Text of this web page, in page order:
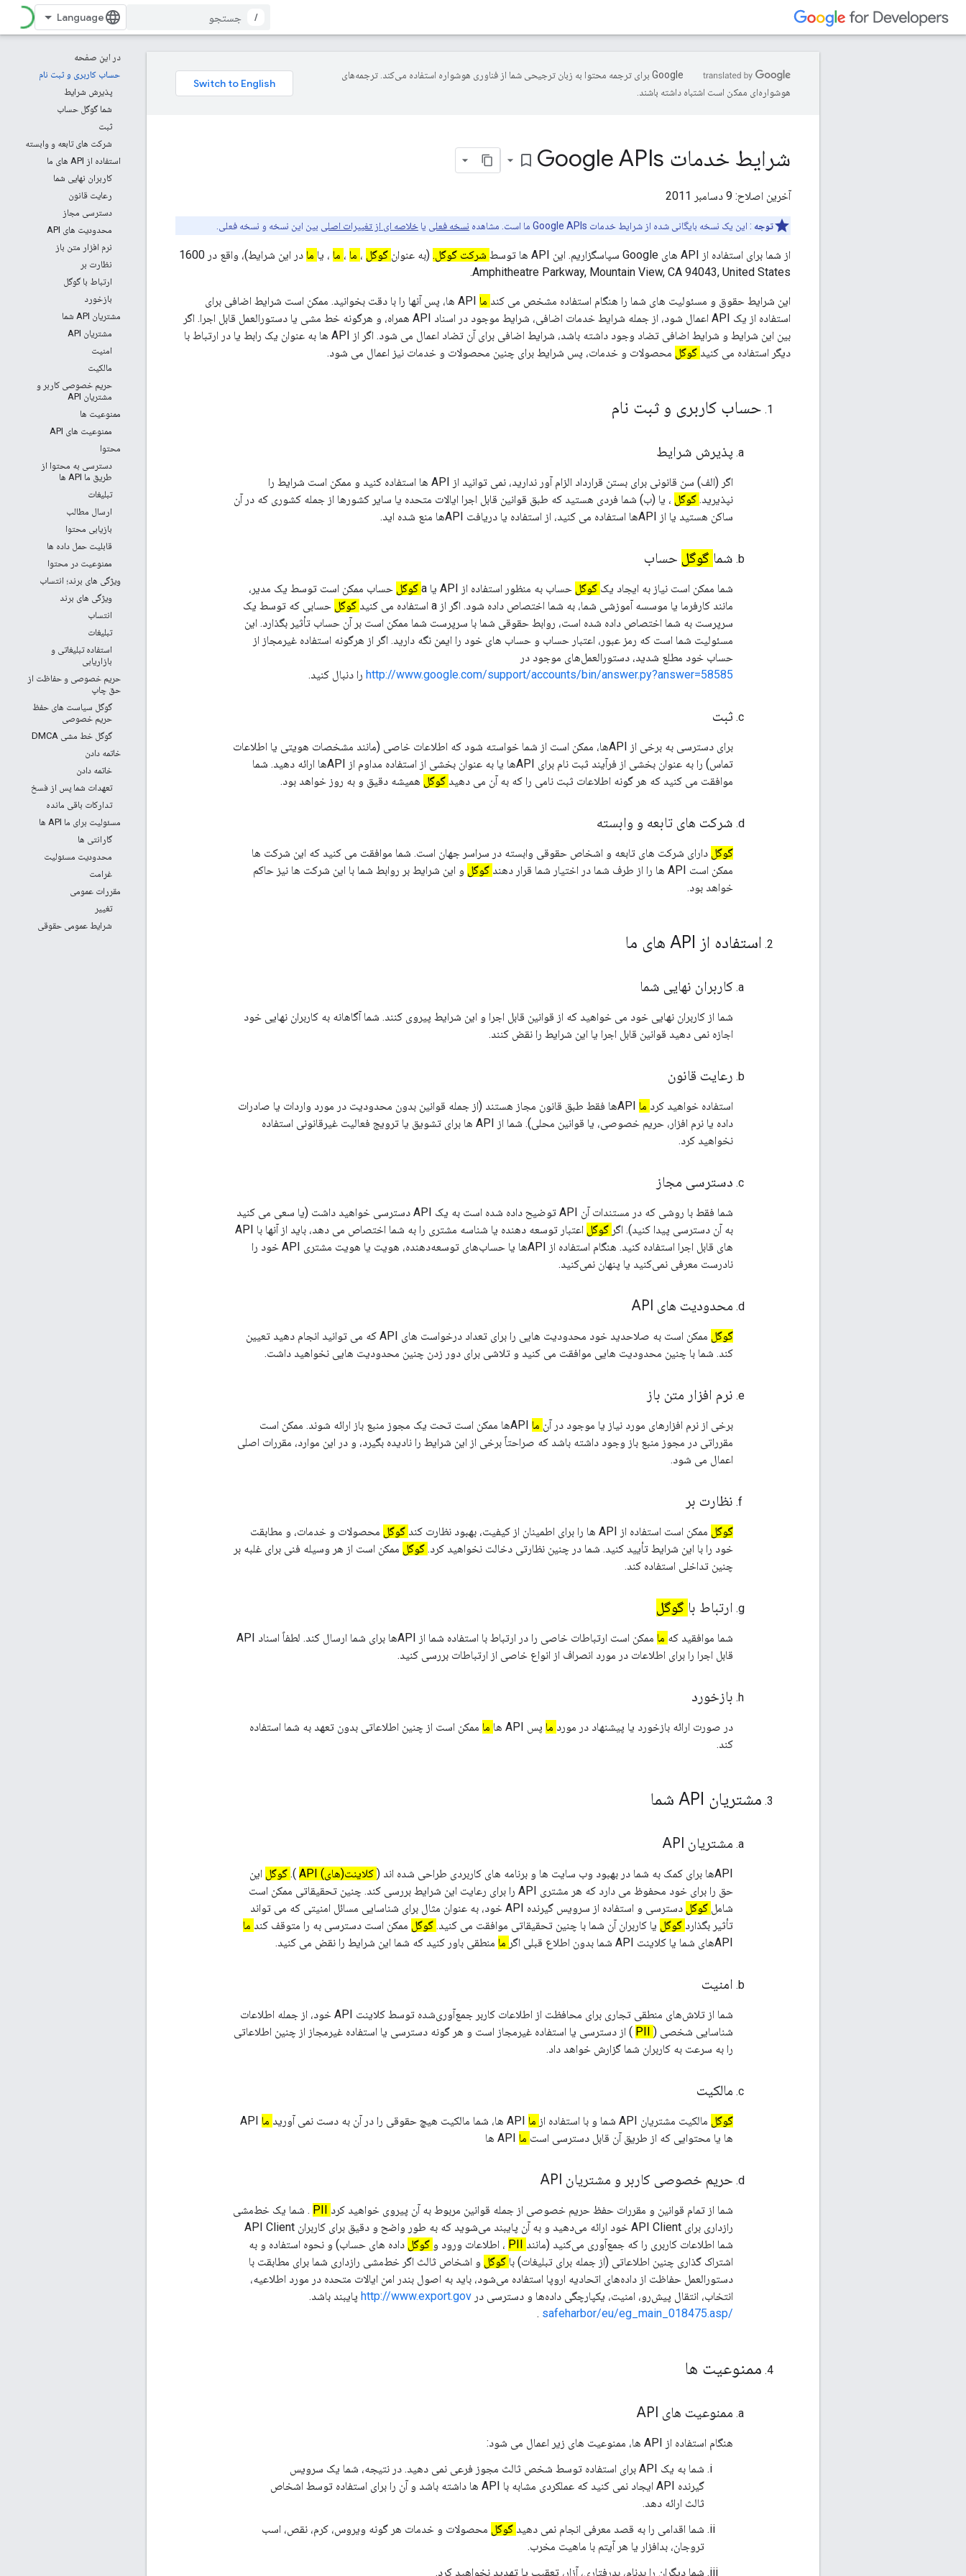
/
در این صفحه
حساب کاربری و ثبت نام
پذیرش شرایط
شما گوگل حساب
ثبت
شرکت های تابعه و وابسته
استفاده از API های ما
کاربران نهایی شما
رعایت قانون
دسترسی مجاز
محدودیت های API
نرم افزار متن باز
نظارت بر
ارتباط با گوگل
بازخورد
مشتریان API شما
مشتریان API
امنیت
مالکیت
حریم خصوصی کاربر و
مشتریان API
ممنوعیت ها
ممنوعیت های API
محتوا
دسترسی به محتوا از
طریق ما API ها
تبلیغات
ارسال مطالب
بازیابی محتوا
قابلیت حمل داده ها
ممنوعیت در محتوا
ویژگی های برند؛ انتساب
ویژگی های برند
انتساب
تبلیغات
استفاده تبلیغاتی و
بازاریابی
حریم خصوصی و حفاظت از
حق چاپ
گوگل سیاست های حفظ
حریم خصوصی
گوگل خط مشی DMCA
خاتمه دادن
خاتمه دادن
تعهدات شما پس از فسخ
تدارکات باقی مانده
مسئولیت برای ما API ها
گارانتی ها
محدودیت مسئولیت
غرامت
مقررات عمومی
تغییر
شرایط عمومی حقوقی
‫Google برای ترجمه محتوا به زبان ترجیحی شما از فناوری هوشواره استفاده می‌کند. ترجمه‌های
هوشواره‌ای ممکن است اشتباه داشته باشند.
شرایط خدمات Google APIs bookmark_border
آخرین اصلاح:
توجه : این یک نسخه بایگانی شده از شرایط خدمات Google APIs ما است. مشاهده نسخه فعلی یا خلاصه ای از تغییرات اصلی بین این نسخه و نسخه فعلی.
از شما برای استفاده از API های Google سپاسگزاریم. این API ها توسط شرکت گوگل. (به عنوان گوگل ، ما ، ما ، یا ما
در این شرایط)، واقع در 1600
Amphitheatre Parkway, Mountain View, CA 94043, United States.
این شرایط حقوق و مسئولیت های شما را هنگام استفاده مشخص می کند ما
API ها، پس آنها را با دقت بخوانید. ممکن است شرایط اضافی برای
استفاده از یک API اعمال شود، از جمله شرایط خدمات اضافی، شرایط موجود در اسناد API همراه، و هرگونه خط مشی یا دستورالعمل قابل اجرا. اگر
بین این شرایط و شرایط اضافی تضاد وجود داشته باشد، شرایط اضافی برای آن تضاد اعمال می شود. اگر از API ها به عنوان یک رابط یا در ارتباط با
دیگر استفاده می کنید گوگل محصولات و خدمات، پس شرایط برای چنین محصولات و خدمات نیز اعمال می شود.
حساب کاربری و ثبت نام
پذیرش شرایط
اگر (الف) سن قانونی برای بستن قرارداد الزام آور ندارید، نمی توانید از API ها استفاده کنید و ممکن است شرایط را
نپذیرید. گوگل ، یا (ب) شما فردی هستید که طبق قوانین قابل اجرا ایالات متحده یا سایر کشورها از جمله کشوری که در آن
ساکن هستید یا از APIها استفاده می کنید، از استفاده یا دریافت APIها منع شده اید.
شما گوگل حساب
شما ممکن است نیاز به ایجاد یک گوگل حساب به منظور استفاده از API یا a گوگل حساب ممکن است توسط یک مدیر،
مانند کارفرما یا موسسه آموزشی شما، به شما اختصاص داده شود. اگر از a استفاده می کنید
گوگل حسابی که توسط یک
سرپرست به شما اختصاص داده شده است، روابط حقوقی شما با سرپرست شما ممکن است بر آن حساب تأثیر بگذارد. این
مسئولیت شما است که رمز عبور، اعتبار حساب و حساب های خود را ایمن نگه دارید. اگر از هرگونه استفاده غیرمجاز از
حساب خود مطلع شدید، دستورالعمل‌های موجود در
http://www.google.com/support/accounts/bin/answer.py?answer=58585 را دنبال کنید.
ثبت
برای دسترسی به برخی از APIها، ممکن است از شما خواسته شود که اطلاعات خاصی (مانند مشخصات هویتی یا اطلاعات
تماس) را به عنوان بخشی از فرآیند ثبت نام برای APIها یا به عنوان بخشی از استفاده مداوم از APIها ارائه دهید. شما
موافقت می کنید که هر گونه اطلاعات ثبت نامی را که به آن می دهید گوگل همیشه دقیق و به روز خواهد بود.
شرکت های تابعه و وابسته
گوگل دارای شرکت های تابعه و اشخاص حقوقی وابسته در سراسر جهان است. شما موافقت می کنید که این شرکت ها
ممکن است API ها را از طرف شما در اختیار شما قرار دهند
گوگل و این شرایط بر روابط شما با این شرکت ها نیز حاکم
خواهد بود.
استفاده از API های ما
کاربران نهایی شما
شما از کاربران نهایی خود می خواهید که از قوانین قابل اجرا و این شرایط پیروی کنند. شما آگاهانه به کاربران نهایی خود
اجازه نمی دهید قوانین قابل اجرا یا این شرایط را نقض کنند.
رعایت قانون
استفاده خواهید کرد ما
APIها فقط طبق قانون مجاز هستند (از جمله قوانین بدون محدودیت در مورد واردات یا صادرات
داده یا نرم افزار، حریم خصوصی، یا قوانین محلی). شما از API ها برای تشویق یا ترویج فعالیت غیرقانونی استفاده
نخواهید کرد.
دسترسی مجاز
شما فقط با روشی که در مستندات آن API توضیح داده شده است به یک API دسترسی خواهید داشت (یا سعی می کنید
به آن دسترسی پیدا کنید). اگر گوگل
اعتبار توسعه دهنده یا شناسه مشتری را به شما اختصاص می دهد، باید از آنها با API
های قابل اجرا استفاده کنید. هنگام استفاده از APIها یا حساب‌های توسعه‌دهنده، هویت یا هویت مشتری API خود را
نادرست معرفی نمی‌کنید یا پنهان نمی‌کنید.
محدودیت های API
گوگل
ممکن است به صلاحدید خود محدودیت هایی را برای تعداد درخواست های API که می توانید انجام دهید تعیین
کند. شما با چنین محدودیت هایی موافقت می کنید و تلاشی برای دور زدن چنین محدودیت هایی نخواهید داشت.
نرم افزار متن باز
برخی از نرم افزارهای مورد نیاز یا موجود در آن ما
APIها ممکن است تحت یک مجوز منبع باز ارائه شوند. ممکن است
مقرراتی در مجوز منبع باز وجود داشته باشد که صراحتاً برخی از این شرایط را نادیده بگیرد، و در این موارد، مقررات اصلی
اعمال می شود.
نظارت بر
گوگل ممکن است استفاده از API ها را برای اطمینان از کیفیت، بهبود نظارت کند گوگل محصولات و خدمات، و مطابقت
خود را با این شرایط تأیید کنید. شما در چنین نظارتی دخالت نخواهید کرد. گوگل ممکن است از هر وسیله فنی برای غلبه بر
چنین تداخلی استفاده کند.
ارتباط با گوگل
شما موافقید که ما
ممکن است ارتباطات خاصی را در ارتباط با استفاده شما از APIها برای شما ارسال کند. لطفاً اسناد API
قابل اجرا را برای اطلاعات در مورد انصراف از انواع خاصی از ارتباطات بررسی کنید.
بازخورد
در صورت ارائه بازخورد یا پیشنهاد در مورد ما پس API ها ما ممکن است از چنین اطلاعاتی بدون تعهد به شما استفاده
کند.
مشتریان API شما
مشتریان API
APIها برای کمک به شما در بهبود وب سایت ها و برنامه های کاربردی طراحی شده اند ( کلاینت(های) API ). گوگل این
حق را برای خود محفوظ می دارد که هر مشتری API را برای رعایت این شرایط بررسی کند. چنین تحقیقاتی ممکن است
شامل گوگل
دسترسی و استفاده از سرویس گیرنده API خود، به عنوان مثال برای شناسایی مسائل امنیتی که می تواند
تأثیر بگذارد گوگل یا کاربران آن شما با چنین تحقیقاتی موافقت می کنید. گوگل ممکن است دسترسی به را متوقف کند ما
APIهای شما یا کلاینت API شما بدون اطلاع قبلی اگر
ما منطقی باور کنید که شما این شرایط را نقض می کنید.
امنیت
شما از تلاش‌های منطقی تجاری برای محافظت از اطلاعات کاربر جمع‌آوری‌شده توسط کلاینت API خود، از جمله اطلاعات
شناسایی شخصی (
) از دسترسی یا استفاده غیرمجاز است و هر گونه دسترسی یا استفاده غیرمجاز از چنین اطلاعاتی
را به سرعت به کاربران شما گزارش خواهد داد.
مالکیت
گوگل مالکیت مشتریان API شما و با استفاده از ما ما API
ها یا محتوایی که از طریق آن قابل دسترسی است ما
حریم خصوصی کاربر و مشتریان API
شما از تمام قوانین و مقررات حفظ حریم خصوصی از جمله قوانین مربوط به آن پیروی خواهید کرد
. شما یک خط‌مشی
رازداری برای API Client خود ارائه می‌دهید و به آن پایبند می‌شوید که به طور واضح و دقیق برای کاربران API Client
شما اطلاعات کاربری را که جمع‌آوری می‌کنید (مانند
، اطلاعات ورود و گوگل داده های حساب) و نحوه استفاده و به
اشتراک گذاری چنین اطلاعاتی (از جمله برای تبلیغات) با گوگل و اشخاص ثالث اگر خط‌مشی رازداری شما برای مطابقت با
دستورالعمل حفاظت از داده‌های اتحادیه اروپا استفاده می‌شود، باید به اصول بندر امن ایالات متحده در مورد اطلاعیه،
انتخاب، انتقال پیش‌رو، امنیت، یکپارچگی داده‌ها و دسترسی در http://www.export.gov پایبند باشد.
/safeharbor/eu/eg_main_018475.asp
.
ممنوعیت ها
ممنوعیت های API
هنگام استفاده از API ها، ممنوعیت های زیر اعمال می شود:
شما به یک API برای استفاده توسط شخص ثالث مجوز فرعی نمی دهید. در نتیجه، شما یک سرویس
گیرنده API ایجاد نمی کنید که عملکردی مشابه با API ها داشته باشد و آن را برای استفاده توسط اشخاص
ثالث ارائه دهد.
شما اقدامی را به قصد معرفی انجام نمی دهید گوگل محصولات و خدمات هر گونه ویروس، کرم، نقص، اسب
تروجان، بدافزار یا هر آیتم با ماهیت مخرب.
شما دیگران را بدنام، بدرفتاری، آزار، تعقیب یا تهدید نخواهید کرد.